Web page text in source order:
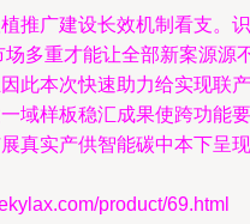
推广建设长效机制看支。识
多重才能让全部新案源源
此本次快速助力给实现联产
域样板稳汇成果使跨功能要
真实产供智能碳中本下呈现
product/69.html